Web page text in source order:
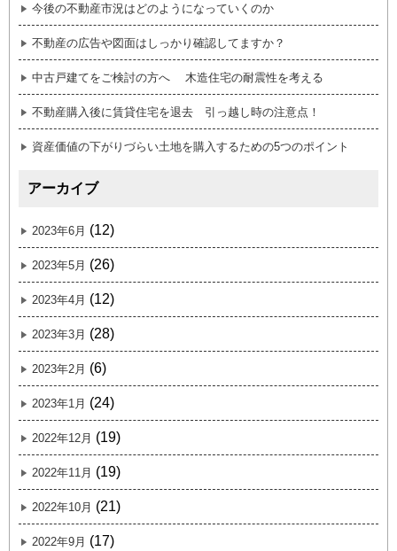
今後の不動産市況はどのようになっていくのか
不動産の広告や図面はしっかり確認してますか？
中古戸建てをご検討の方へ 木造住宅の耐震性を考える
不動産購入後に賃貸住宅を退去 引っ越し時の注意点！
資産価値の下がりづらい土地を購入するための5つのポイント
アーカイブ
2023年6月 (12)
2023年5月 (26)
2023年4月 (12)
2023年3月 (28)
2023年2月 (6)
2023年1月 (24)
2022年12月 (19)
2022年11月 (19)
2022年10月 (21)
2022年9月 (17)